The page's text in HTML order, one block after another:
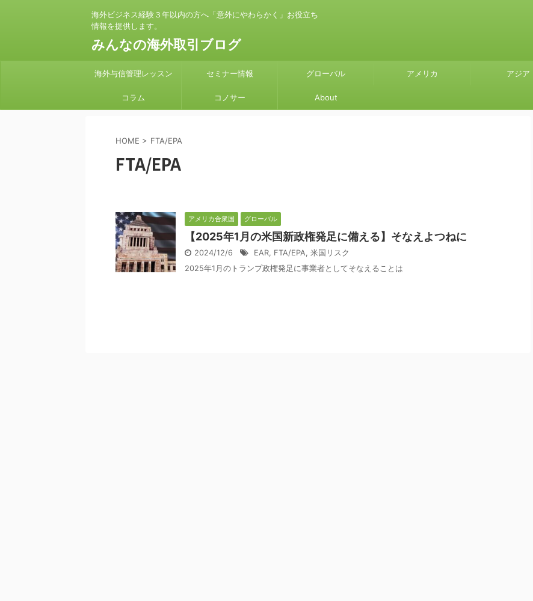
海外ビジネス経験３年以内の方へ「意外にやわらかく」お役立ち
情報を提供します。
みんなの海外取引ブログ
海外与信管理レッスン セミナー情報 グローバル アメリカ アジア
コラム コノサー About
HOME > FTA/EPA
FTA/EPA
アメリカ合衆国 グローバル
【2025年1月の米国新政権発足に備える】そなえよつねに
2024/12/6 EAR, FTA/EPA, 米国リスク
2025年1月のトランプ政権発足に事業者としてそなえることは